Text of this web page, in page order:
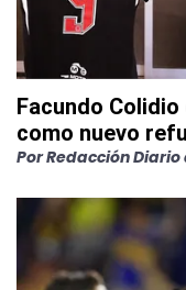
Facundo
como nuevo
PorRedacción Diario